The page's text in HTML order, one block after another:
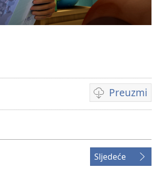
Preuzmi
Postavke
za
videosadržaja
Sljedeće